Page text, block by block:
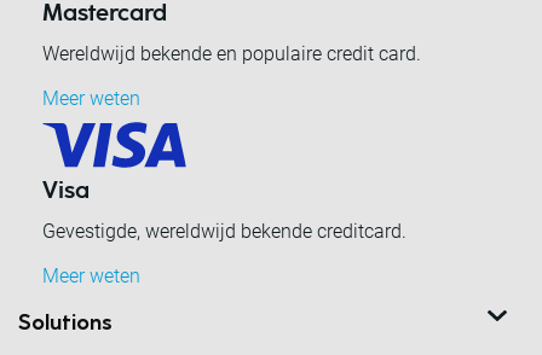
Mastercard
Wereldwijd bekende en populaire credit card.
Meer weten
Visa
Gevestigde, wereldwijd bekende creditcard.
Meer weten
Solutions